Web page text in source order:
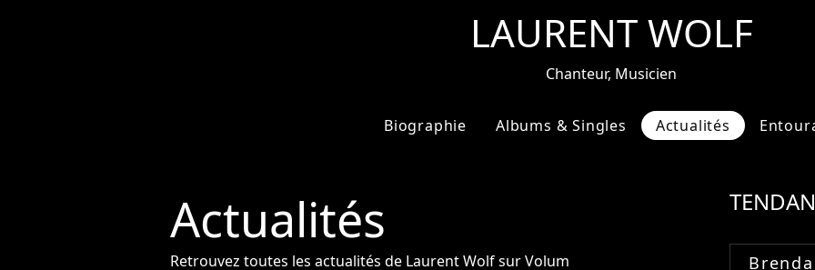
LAURENT WOLF
Chanteur, Musicien
Biographie Albums & Singles Actualités
Actualités
Retrouvez toutes les actualités de Laurent Wolf sur Volum